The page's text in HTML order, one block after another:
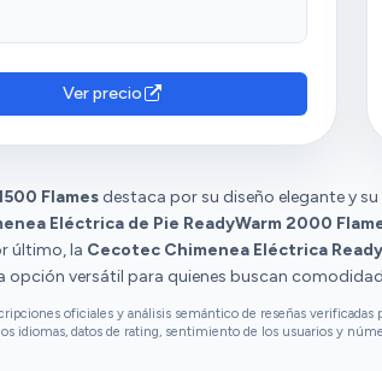
una sensación muy realista
Ver precio
Flames destaca por su diseño elegante y
Eléctrica de Pie ReadyWarm 2000
último, la Cecotec Chimenea Eléctrica
versátil para quienes buscan
oficiales y análisis semántico de reseñas verificadas
idiomas, datos de rating, sentimiento de los usuarios y